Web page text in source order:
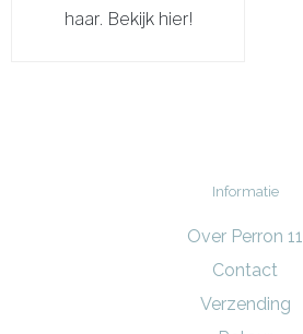
haar. Bekijk hier!
Informatie
Over Perron 11
Contact
Verzending